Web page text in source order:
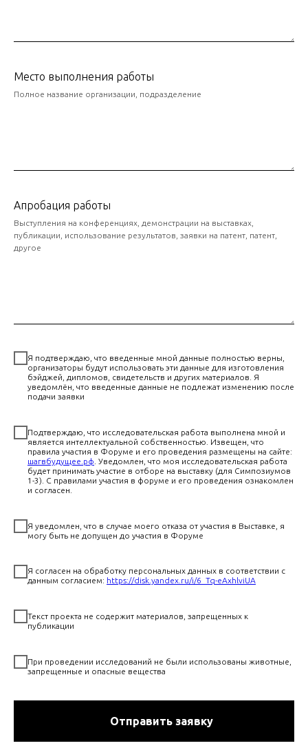
Место выполнения работы
Полное название организации, подразделение
Апробация работы
Выступления на конференциях, демонстрации на выставках,
публикации, использование результатов, заявки на патент, патент,
другое
Я подтверждаю, что введенные мной данные полностью верны,
организаторы будут использовать эти данные для изготовления
бэйджей, дипломов, свидетельств и других материалов. Я
уведомлён, что введенные данные не подлежат изменению после
подачи заявки
Подтверждаю, что исследовательская работа выполнена мной и
является интеллектуальной собственностью. Извещен, что
правила участия в Форуме и его проведения размещены на сайте:
шагвбудущее.рф . Уведомлен, что моя исследовательская работа
будет принимать участие в отборе на выставку (для Симпозиумов
1-3). С правилами участия в форуме и его проведения ознакомлен
и согласен.
Я уведомлен, что в случае моего отказа от участия в Выставке, я
могу быть не допущен до участия в Форуме
Я согласен на обработку персональных данных в соответствии с
данным согласием: https://disk.yandex.ru/i/6_Tq-eAxhlviUA
Текст проекта не содержит материалов, запрещенных к
публикации
При проведении исследований не были использованы животные,
запрещенные и опасные вещества
Отправить заявку